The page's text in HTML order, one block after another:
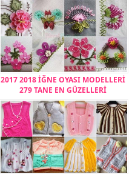
2017 2018 İĞNE OYASI MODELLERİ
279 TANE EN GÜZELLERİ